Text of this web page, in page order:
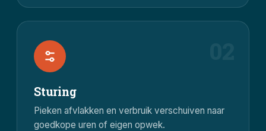
Sturing
Pieken afvlakken en verbruik verschuiven naar
goedkope uren of eigen opwek.